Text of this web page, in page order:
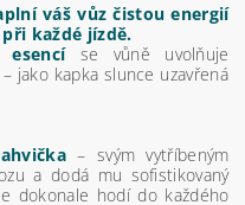
váš vůz čistou energií
každé jízdě.
esencíse vůně uvolňuje
jako kapka slunce uzavřená
– svým vytříbeným
a dodá mu sofistikovaný
dokonale hodí do každého